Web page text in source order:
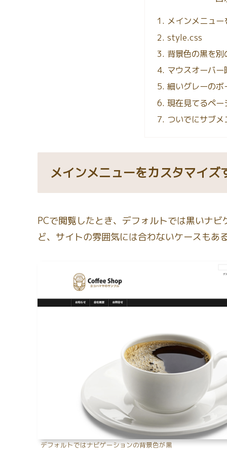
メインメニュ
style.css
背景色の黒を
マウスオーバ
細いグレーの
現在見てるペ
ついでにサブ
メインメニューをカスタマイズ
PCで閲覧したとき、デフォルトでは黒いナ
ど、サイトの雰囲気には合わないケースもあ
デフォルトではナビゲーションの背景色が黒